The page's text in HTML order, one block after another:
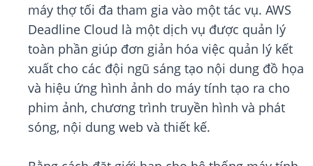
máy thợ tối đa tham gia vào một tác vụ. AWS
Deadline Cloud là một dịch vụ được quản lý
toàn phần giúp đơn giản hóa việc quản lý kết
xuất cho các đội ngũ sáng tạo nội dung đồ họa
và hiệu ứng hình ảnh do máy tính tạo ra cho
phim ảnh, chương trình truyền hình và phát
sóng, nội dung web và thiết kế.